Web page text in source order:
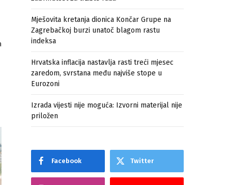
Zagrebačkoj burzi unatoč blagom rastu
indeksa
zaredom, svrstana među najviše stope u
Eurozoni
priložen
Facebook Twitter
Instagram YouTube